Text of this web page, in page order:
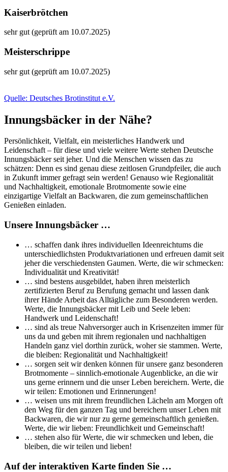
Kaiserbrötchen
sehr gut (geprüft am 10.07.2025)
Meisterschrippe
sehr gut (geprüft am 10.07.2025)
Quelle: Deutsches Brotinstitut e.V.
Innungsbäcker in der Nähe?
Persönlichkeit, Vielfalt, ein meisterliches Handwerk und
Leidenschaft – für diese und viele weitere Werte stehen Deutsche
Innungsbäcker seit jeher. Und die Menschen wissen das zu
schätzen: Denn es sind genau diese zeitlosen Grundpfeiler, die auch
in Zukunft immer gefragt sein werden! Genauso wie Regionalität
und Nachhaltigkeit, emotionale Brotmomente sowie eine
einzigartige Vielfalt an Backwaren, die zum gemeinschaftlichen
Genießen einladen.
Unsere Innungsbäcker …
… schaffen dank ihres individuellen Ideenreichtums die
unterschiedlichsten Produktvariationen und erfreuen damit seit
jeher die verschiedensten Gaumen. Werte, die wir schmecken:
Individualität und Kreativität!
… sind bestens ausgebildet, haben ihren meisterlich
zertifizierten Beruf zu Berufung gemacht und lassen dank
ihrer Hände Arbeit das Alltägliche zum Besonderen werden.
Werte, die Innungsbäcker mit Leib und Seele leben:
Handwerk und Leidenschaft!
… sind als treue Nahversorger auch in Krisenzeiten immer für
uns da und geben mit ihrem regionalen und nachhaltigen
Handeln ganz viel dorthin zurück, woher sie stammen. Werte,
die bleiben: Regionalität und Nachhaltigkeit!
… sorgen seit wir denken können für unsere ganz besonderen
Brotmomente – sinnlich-emotionale Augenblicke, an die wir
uns gerne erinnern und die unser Leben bereichern. Werte, die
wir teilen: Emotionen und Erinnerungen!
… weisen uns mit ihrem freundlichen Lächeln am Morgen oft
den Weg für den ganzen Tag und bereichern unser Leben mit
Backwaren, die wir nur zu gerne gemeinschaftlich genießen.
Werte, die wir lieben: Freundlichkeit und Gemeinschaft!
… stehen also für Werte, die wir schmecken und leben, die
bleiben, die wir teilen und lieben!
Auf der interaktiven Karte finden Sie …